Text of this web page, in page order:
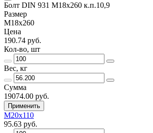
Болт DIN 931 М18х260 к.п.10,9
Размер
М18х260
Цена
190.74 руб.
Кол-во, шт
Вес, кг
Сумма
19074.00 руб.
Применить
М20х110
95.63 руб.